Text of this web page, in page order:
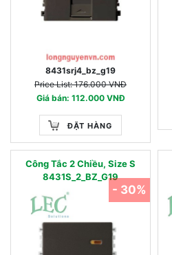
8431srj4_bz_g19
Price List: 176.000 VNĐ
Giá bán: 112.000 VNĐ
ĐẶT HÀNG
Công Tắc 2 Chiều, Size S
8431S_2_BZ_G19
- 30%